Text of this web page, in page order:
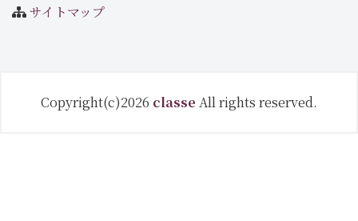
サイトマップ
Copyright(c)2026 classe All rights reserved.